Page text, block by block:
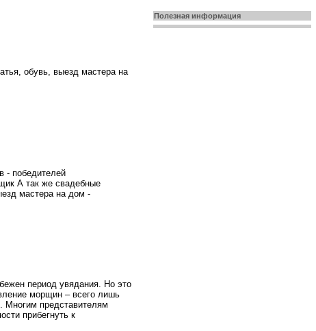
Полезная информация
обувь, выезд мастера на
- победителей
А так же свадебные
мастера на дом -
период увядания. Но это
морщин – всего лишь
Многим представителям
прибегнуть к